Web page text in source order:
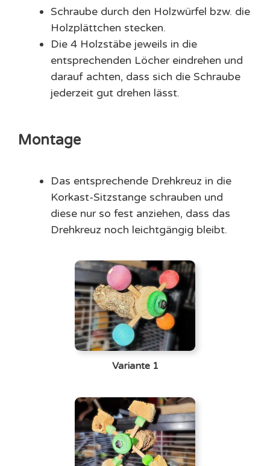
Schraube durch den Holzwürfel bzw. die
Holzplättchen stecken.
Die 4 Holzstäbe jeweils in die
entsprechenden Löcher eindrehen und
darauf achten, dass sich die Schraube
jederzeit gut drehen lässt.
Montage
Das entsprechende Drehkreuz in die
Korkast-Sitzstange schrauben und
diese nur so fest anziehen, dass das
Drehkreuz noch leichtgängig bleibt.
Variante 1